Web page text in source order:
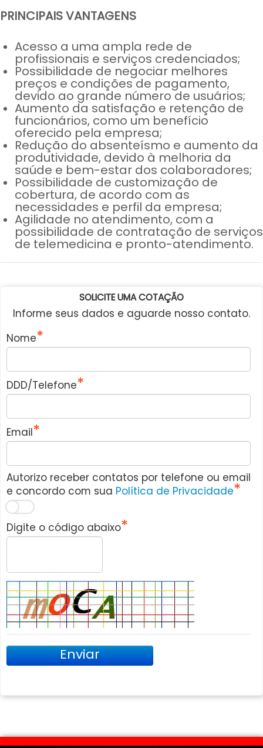
PRINCIPAIS VANTAGENS
Acesso a uma ampla rede de
profissionais e serviços credenciados;
Possibilidade de negociar melhores
preços e condições de pagamento,
devido ao grande número de usuários;
Aumento da satisfação e retenção de
funcionários, como um benefício
oferecido pela empresa;
Redução do absenteísmo e aumento da
produtividade, devido à melhoria da
saúde e bem-estar dos colaboradores;
Possibilidade de customização de
cobertura, de acordo com as
necessidades e perfil da empresa;
Agilidade no atendimento, com a
possibilidade de contratação de serviços
de telemedicina e pronto-atendimento.
SOLICITE UMA COTAÇÃO
Informe seus dados e aguarde nosso contato.
Nome
DDD/Telefone
Email
Autorizo receber contatos por telefone ou email
e concordo com sua Política de Privacidade
Digite o código abaixo
Enviar